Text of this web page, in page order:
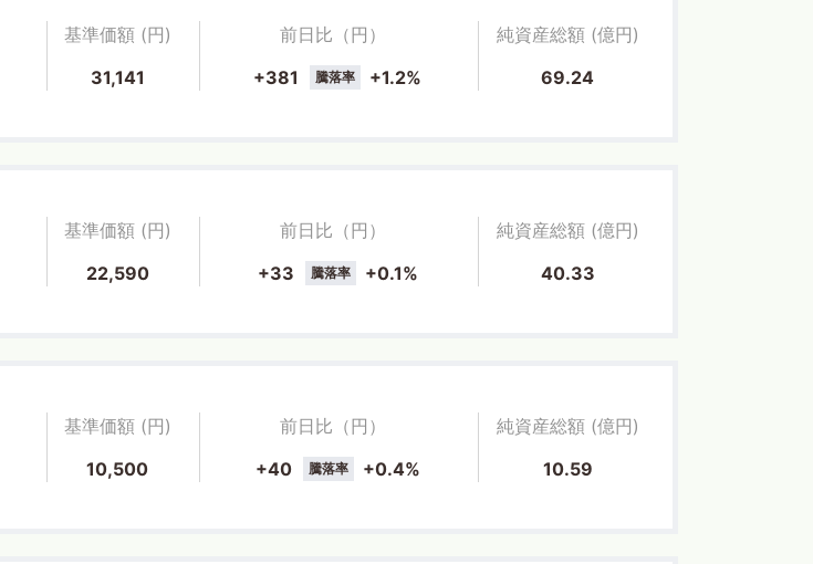
基準価額 (円)
31,141
前日比（円）
+381
騰落率 +1.2%
純資産総額 (億円)
69.24
基準価額 (円)
22,590
前日比（円）
+33
騰落率 +0.1%
純資産総額 (億円)
40.33
基準価額 (円)
10,500
前日比（円）
+40
騰落率 +0.4%
純資産総額 (億円)
10.59